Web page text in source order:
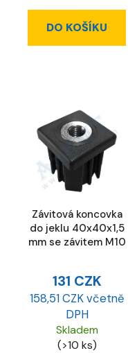
DO KOŠÍKU
Závitová koncovka
do jeklu 40x40x1,5
mm se závitem M10
131 CZK
158,51 CZK včetně
DPH
Skladem
(>10 ks)